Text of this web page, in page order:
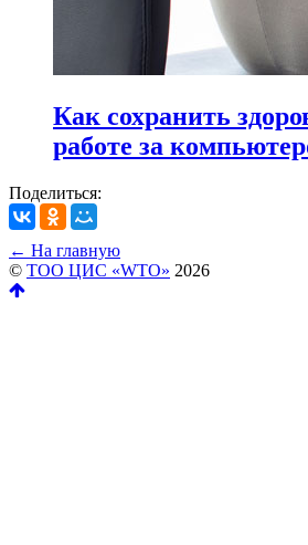
Как сохранить
работе за
Поделиться:
← На главную
© ТОО ЦИС «WTO» 2026